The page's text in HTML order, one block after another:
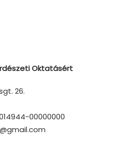
Oktatásért
26.
00000000